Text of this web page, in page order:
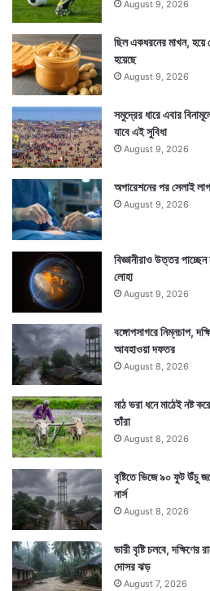
August 9, 2026
ছিল একধরনের মাখন, হয়ে
হয়েছে
August 9, 2026
সমুদ্রের ধারে এবার
যাবে এই সুবিধা
August 9, 2026
অপারেশনের পর সেলাই
August 9, 2026
বিজ্ঞানীরাও উত্তর
লোহা
August 9, 2026
বঙ্গোপসাগরে নিম্নচাপ,
আবহাওয়া দফতর
August 8, 2026
মাঠ ভরা ধনে মাঠেই নষ্ট
তাঁরা
August 8, 2026
বৃষ্টিতে ভিজে ৯০ ফুট উঁচু
নার্স
August 8, 2026
ভারী বৃষ্টি চলবে, দক্ষিণের
দোসর ঝড়
August 7, 2026